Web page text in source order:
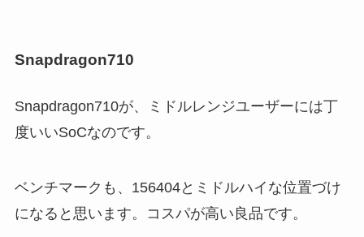
Snapdragon710
Snapdragon710が、ミドルレンジユーザーには丁
度いいSoCなのです。
ベンチマークも、156404とミドルハイな位置づけ
になると思います。コスパが高い良品です。